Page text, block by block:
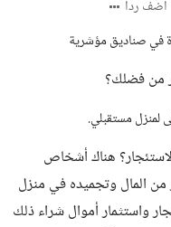
أضف ردا
في صناديق مؤشرية
من فضلك؟
هناك أشخاص
من المال وتجميده في منزل
واستثمار أموال شراء ذلك